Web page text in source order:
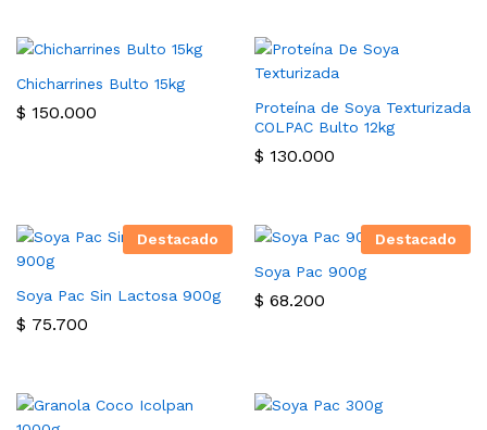
Chicharrines Bulto 15kg
$ 150.000
Proteína de Soya Texturizada
COLPAC Bulto 12kg
$ 130.000
Destacado
Soya Pac Sin Lactosa 900g
$ 75.700
Destacado
Soya Pac 900g
$ 68.200